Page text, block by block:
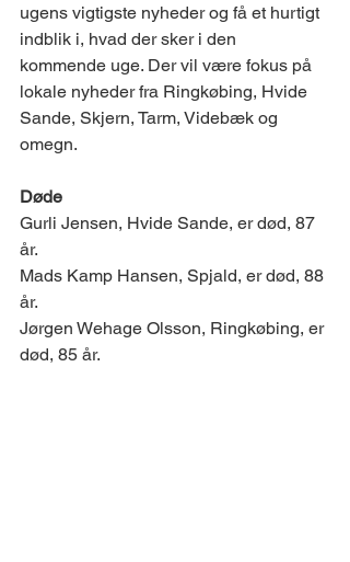
ugens vigtigste nyheder og få et hurtigt
indblik i, hvad der sker i den
kommende uge. Der vil være fokus på
lokale nyheder fra Ringkøbing, Hvide
Sande, Skjern, Tarm, Videbæk og
omegn.
Døde
Gurli Jensen, Hvide Sande, er død, 87
år.
Mads Kamp Hansen, Spjald, er død, 88
år.
Jørgen Wehage Olsson, Ringkøbing, er
død, 85 år.